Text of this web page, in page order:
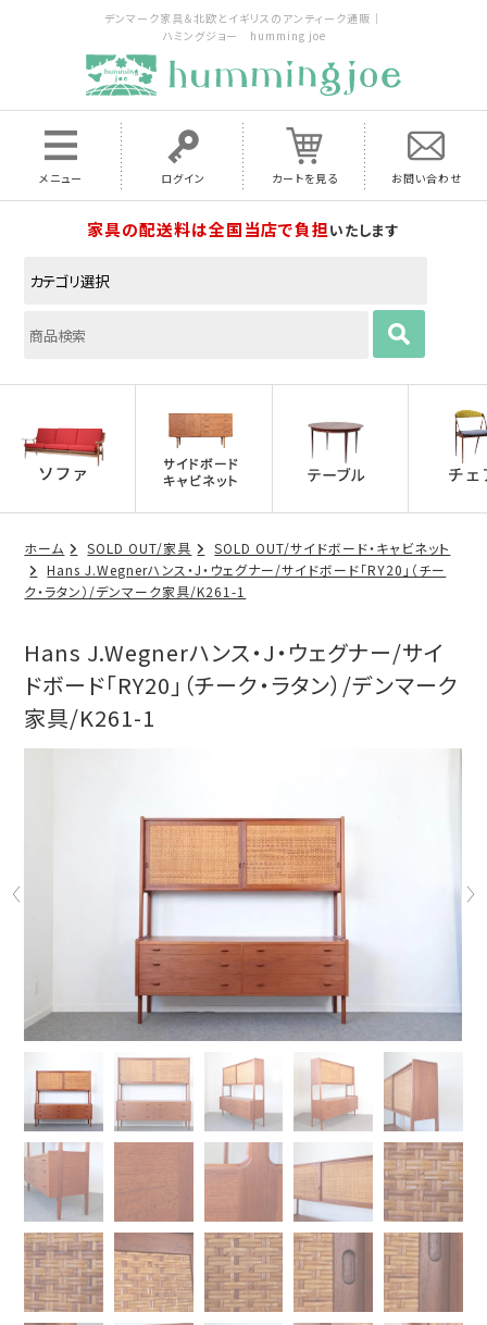
デンマーク家具＆北欧とイギリスのアンティーク通販｜
ハミングジョー humming joe
メニュー ログイン カートを見る お問い合わせ
家具の配送料は全国当店で負担いたします
ホーム SOLD OUT/家具
SOLD OUT/サイドボード・キャビネット
Hans J.Wegnerハンス・J・ウェグナー/サイドボード「RY20」（チー
ク・ラタン）/デンマーク家具/K261-1
Hans J.Wegnerハンス・J・ウェグナー/サイ
ドボード「RY20」（チーク・ラタン）/デンマーク
家具/K261-1